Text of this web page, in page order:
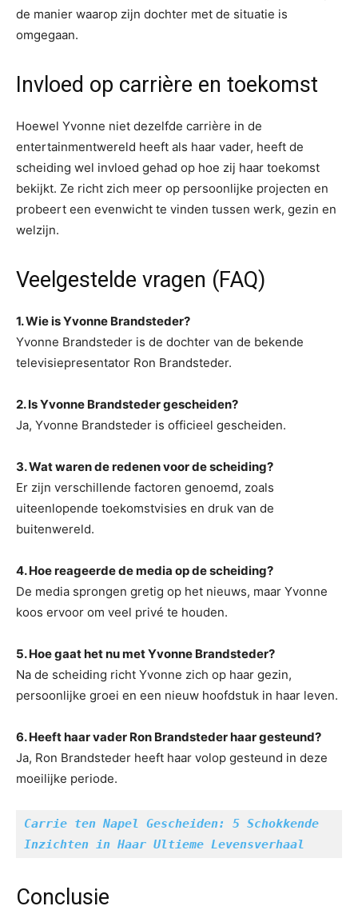
de manier waarop zijn dochter met de situatie is
omgegaan.
Invloed op carrière en toekomst
Hoewel Yvonne niet dezelfde carrière in de
entertainmentwereld heeft als haar vader, heeft de
scheiding wel invloed gehad op hoe zij haar toekomst
bekijkt. Ze richt zich meer op persoonlijke projecten en
probeert een evenwicht te vinden tussen werk, gezin en
welzijn.
Veelgestelde vragen (FAQ)
1. Wie is Yvonne Brandsteder?
Yvonne Brandsteder is de dochter van de bekende
televisiepresentator Ron Brandsteder.
2. Is Yvonne Brandsteder gescheiden?
Ja, Yvonne Brandsteder is officieel gescheiden.
3. Wat waren de redenen voor de scheiding?
Er zijn verschillende factoren genoemd, zoals
uiteenlopende toekomstvisies en druk van de
buitenwereld.
4. Hoe reageerde de media op de scheiding?
De media sprongen gretig op het nieuws, maar Yvonne
koos ervoor om veel privé te houden.
5. Hoe gaat het nu met Yvonne Brandsteder?
Na de scheiding richt Yvonne zich op haar gezin,
persoonlijke groei en een nieuw hoofdstuk in haar leven.
6. Heeft haar vader Ron Brandsteder haar gesteund?
Ja, Ron Brandsteder heeft haar volop gesteund in deze
moeilijke periode.
Carrie ten Napel Gescheiden: 5 Schokkende
Inzichten in Haar Ultieme Levensverhaal
Conclusie